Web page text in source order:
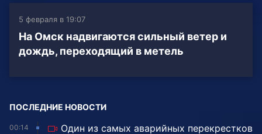
5 февраля в 19:07
На Омск надвигаются сильный ветер и
дождь, переходящий в метель
ПОСЛЕДНИЕ НОВОСТИ
00:14
Один из самых аварийных перекрестков